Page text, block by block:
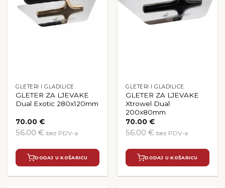
GLETERI I GLADILICE
GLETER ZA LJEVAKE
Dual Exotic 280x120mm
70.00€
56.00 € bez PDV-a
DODAJ U KOŠARICU
GLETERI I GLADILICE
GLETER ZA LJEVAKE
Xtrowel Dual
200x80mm
70.00€
56.00 € bez PDV-a
DODAJ U KOŠARICU